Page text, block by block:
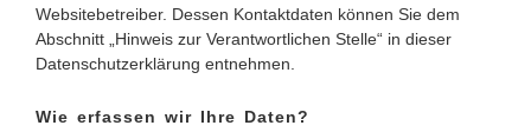
Websitebetreiber. Dessen Kontaktdaten können Sie dem
Abschnitt „Hinweis zur Verantwortlichen Stelle“ in dieser
Datenschutzerklärung entnehmen.
Wie erfassen wir Ihre Daten?